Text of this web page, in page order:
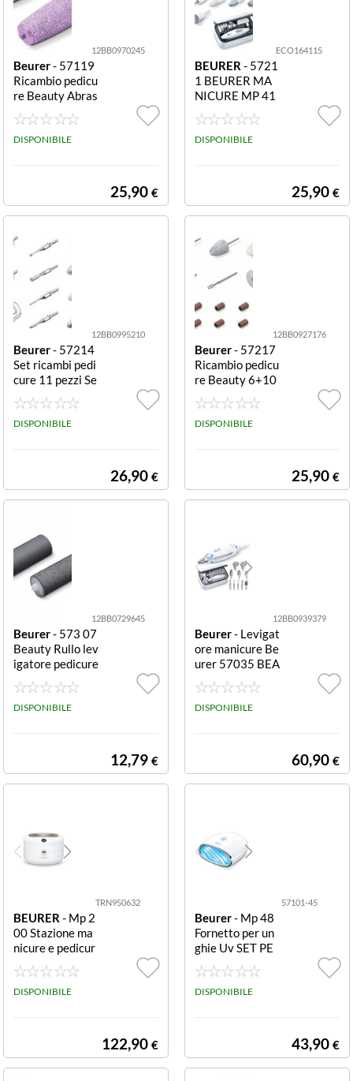
12BB0970245
Beurer- 57119
Ricambio pedicu
re Beauty Abras
ive Rollers Abra
sive Rollers
DISPONIBILE
25,90 €
ECO164115
BEURER - 5721
1 BEURER MA
NICURE MP 41
MANICURE & P
EDICURE ACCE
SSORI MULTIP
DISPONIBILE
25,90 €
12BB0995210
Beurer- 57214
Set ricambi pedi
cure 11 pezzi Se
t 11 pezzi
DISPONIBILE
26,90 €
12BB0927176
Beurer- 57217
Ricambio pedicu
re Beauty 6+10
pezzi 6+10 pezz
DISPONIBILE
25,90 €
12BB0729645
Beurer- 573 07
Beauty Rullo lev
igatore pedicure
Rullo levigatore
DISPONIBILE
12,79 €
12BB0939379
Beurer- Levigat
ore manicure Be
urer 57035 BEA
UTY MP 62 Whi
te MP 62
DISPONIBILE
60,90 €
TRN950632
BEURER - Mp 2
00 Stazione ma
nicure e pedicur
e MANICURE/P
EDICURE STATI
ON 3IN1 C/9 T
DISPONIBILE
122,90 €
57101-45
Beurer- Mp 48
Fornetto per un
ghie Uv SET PE
R UNGHIE ARTI
FICIALI DI MAN
I E PIEDI, ASCI
DISPONIBILE
43,90 €